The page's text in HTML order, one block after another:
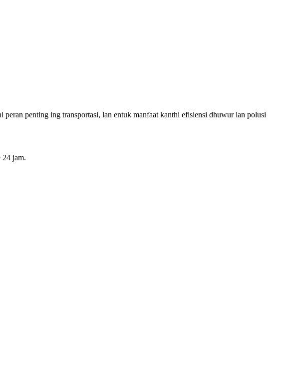
penting ing transportasi, lan entuk manfaat kanthi efisiensi dhuwur lan polusi
24 jam.